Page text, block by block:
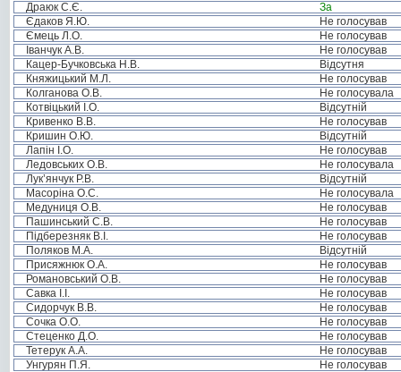
Драюк С.Є.
За
Єдаков Я.Ю.
Не голосував
Ємець Л.О.
Не голосував
Іванчук А.В.
Не голосував
Кацер-Бучковська Н.В.
Відсутня
Княжицький М.Л.
Не голосував
Колганова О.В.
Не голосувала
Котвіцький І.О.
Відсутній
Кривенко В.В.
Не голосував
Кришин О.Ю.
Відсутній
Лапін І.О.
Не голосував
Ледовських О.В.
Не голосувала
Лук’янчук Р.В.
Відсутній
Масоріна О.С.
Не голосувала
Медуниця О.В.
Не голосував
Пашинський С.В.
Не голосував
Підберезняк В.І.
Не голосував
Поляков М.А.
Відсутній
Присяжнюк О.А.
Не голосував
Романовський О.В.
Не голосував
Савка І.І.
Не голосував
Сидорчук В.В.
Не голосував
Сочка О.О.
Не голосував
Стеценко Д.О.
Не голосував
Тетерук А.А.
Не голосував
Унгурян П.Я.
Не голосував